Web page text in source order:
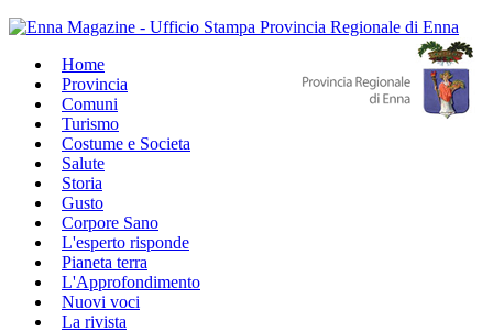
Home
Provincia
Comuni
Turismo
Costume e Societa
Salute
Storia
Gusto
Corpore Sano
L'esperto risponde
Pianeta terra
L'Approfondimento
Nuovi voci
La rivista